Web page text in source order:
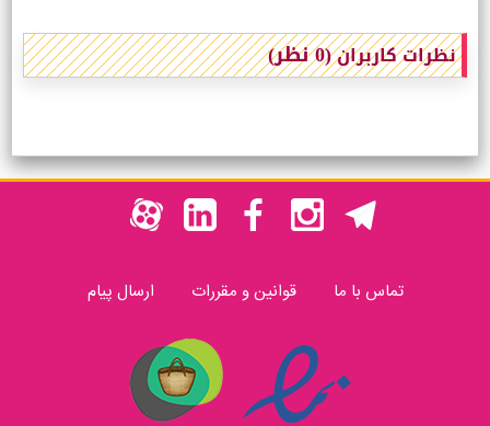
نظرات کاربران(0 نظر)
تماس با ما قوانین و مقررات ارسال پیام